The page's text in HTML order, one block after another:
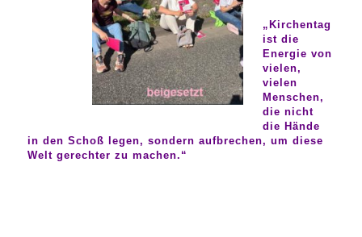
„Kirchentag
ist die
Energie von
vielen,
vielen
Menschen,
die nicht
die Hände
in den Schoß legen, sondern aufbrechen, um diese
Welt gerechter zu machen.“